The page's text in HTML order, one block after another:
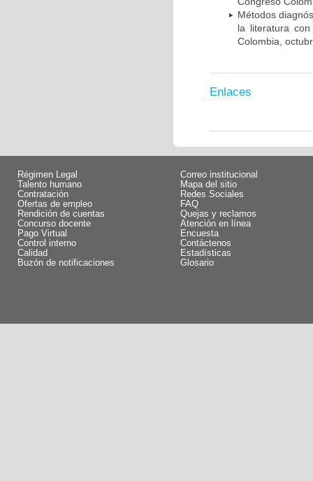
Métodos
la literatura
Colombia,
Enlaces
Régimen Legal
Talento humano
Contratación
Ofertas de empleo
Rendición de cuentas
Concurso docente
Pago Virtual
Control interno
Calidad
Buzón de notificaciones
Correo institucional
Mapa del sitio
Redes Sociales
FAQ
Quejas y reclamos
Atención en línea
Encuesta
Contáctenos
Estadísticas
Glosario